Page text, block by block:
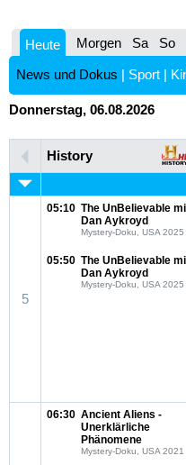
Heute Morgen Sa So
News und Dokus | Sport |
Donnerstag, 06.08.2026
History
5
05:10 The UnBelievable
Dan Aykroyd
Mystery-Doku, USA 2025
05:50 The UnBelievable
Dan Aykroyd
Mystery-Doku, USA 2025
06:30 Ancient Aliens -
Unerklärliche
Phänomene
Mystery-Doku, USA 2021